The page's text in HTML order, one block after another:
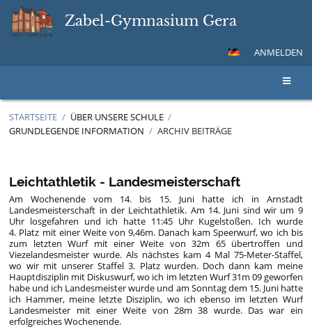
Zabel-Gymnasium Gera
ANMELDEN
STARTSEITE / ÜBER UNSERE SCHULE /
GRUNDLEGENDE INFORMATION / ARCHIV BEITRÄGE
Beiträge
Leichtathletik - Landesmeisterschaft
Am Wochenende vom 14. bis 15. Juni hatte ich in Arnstadt
Landesmeisterschaft in der Leichtathletik. Am 14. Juni sind wir um 9
Uhr losgefahren und ich hatte 11:45 Uhr Kugelstoßen. Ich wurde
4. Platz mit einer Weite von 9,46m. Danach kam Speerwurf, wo ich bis
zum letzten Wurf mit einer Weite von 32m 65 übertroffen und
Viezelandesmeister wurde. Als nächstes kam 4 Mal 75-Meter-Staffel,
wo wir mit unserer Staffel 3. Platz wurden. Doch dann kam meine
Hauptdisziplin mit Diskuswurf, wo ich im letzten Wurf 31m 09 geworfen
habe und ich Landesmeister wurde und am Sonntag dem 15. Juni hatte
ich Hammer, meine letzte Disziplin, wo ich ebenso im letzten Wurf
Landesmeister mit einer Weite von 28m 38 wurde. Das war ein
erfolgreiches Wochenende.